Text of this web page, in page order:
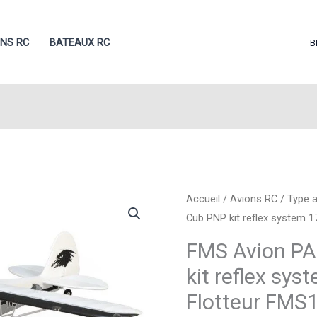
RC BATEAUX RC
Accueil /Avions RC /Type
Cub PNP kit reflex system
FMS Avion
kit reflex
Flotteur